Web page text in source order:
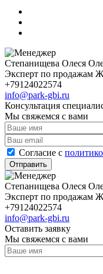
Степанищева Олеся
Эксперт по продажам
+79124022574
info@park-gbi.ru
Консультация
Мы свяжемся с вами
Cогласие с
Отправить
Степанищева Олеся
Эксперт по продажам
+79124022574
info@park-gbi.ru
Оставить заявку
Мы свяжемся с вами